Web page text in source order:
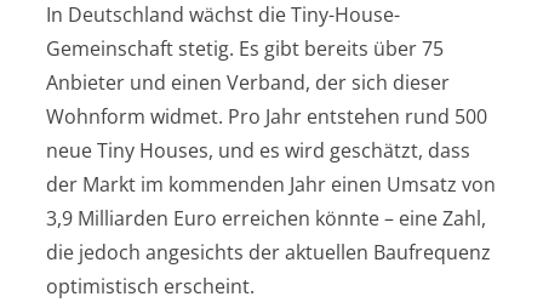
In Deutschland wächst die Tiny-House-
Gemeinschaft stetig. Es gibt bereits über 75
Anbieter und einen Verband, der sich dieser
Wohnform widmet. Pro Jahr entstehen rund 500
neue Tiny Houses, und es wird geschätzt, dass
der Markt im kommenden Jahr einen Umsatz von
3,9 Milliarden Euro erreichen könnte – eine Zahl,
die jedoch angesichts der aktuellen Baufrequenz
optimistisch erscheint.